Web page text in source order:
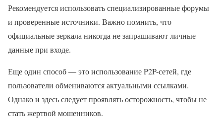
Рекомендуется использовать специализированные форумы
и проверенные источники. Важно помнить, что
официальные зеркала никогда не запрашивают личные
данные при входе.
Еще один способ — это использование P2P-сетей, где
пользователи обмениваются актуальными ссылками.
Однако и здесь следует проявлять осторожность, чтобы не
стать жертвой мошенников.